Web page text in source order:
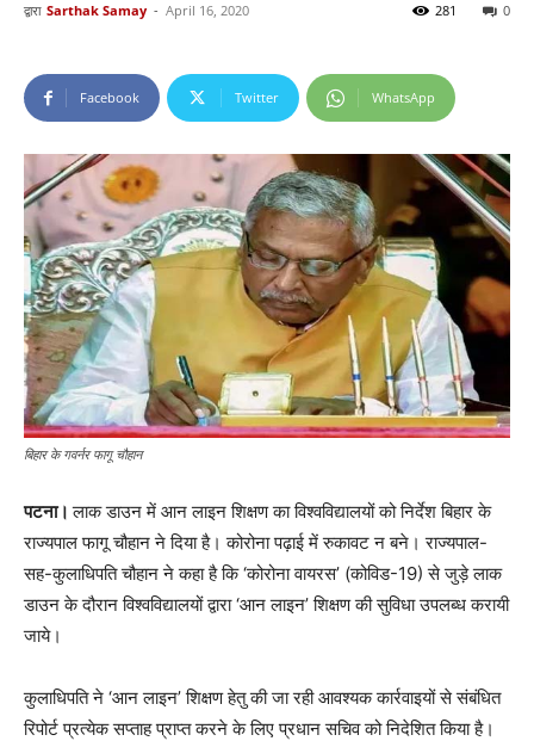
द्वारा Sarthak Samay - April 16, 2020 0
281
Facebook Twitter WhatsApp
बिहार के गवर्नर फागू चौहान
पटना।लाक डाउन में आन लाइन शिक्षण का विश्वविद्यालयों को निर्देश बिहार के
राज्यपाल फागू चौहान ने दिया है। कोरोना पढ़ाई में रुकावट न बने। राज्यपाल-
सह-कुलाधिपति चौहान ने कहा है कि ‘कोरोना वायरस’ (कोविड-19) से जुड़े लाक
डाउन के दौरान विश्वविद्यालयों द्वारा ‘आन लाइन’ शिक्षण की सुविधा उपलब्ध करायी
जाये।
कुलाधिपति ने ‘आन लाइन’ शिक्षण हेतु की जा रही आवश्यक कार्रवाइयों से संबंधित
रिपोर्ट प्रत्येक सप्ताह प्राप्त करने के लिए प्रधान सचिव को निदेशित किया है।